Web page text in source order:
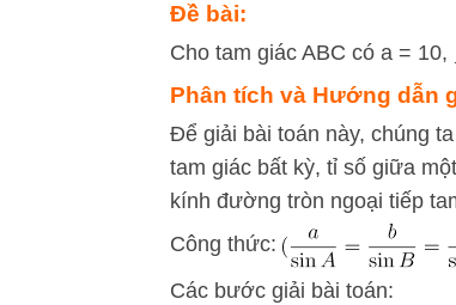
Đề bài:
Cho tam giác ABC có a = 10,
Phân tích và Hướng dẫn
Để giải bài toán này, chúng
tam giác bất kỳ, tỉ số giữa
kính đường tròn ngoại tiếp
Công thức:
Các bước giải bài toán: